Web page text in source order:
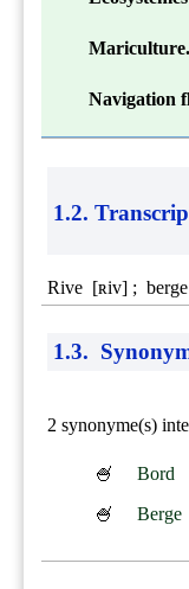
1.2.
Rive [ʀiv] ;
1.3.
2 synonyme(s)
🍧 Bord
🍧 Berge